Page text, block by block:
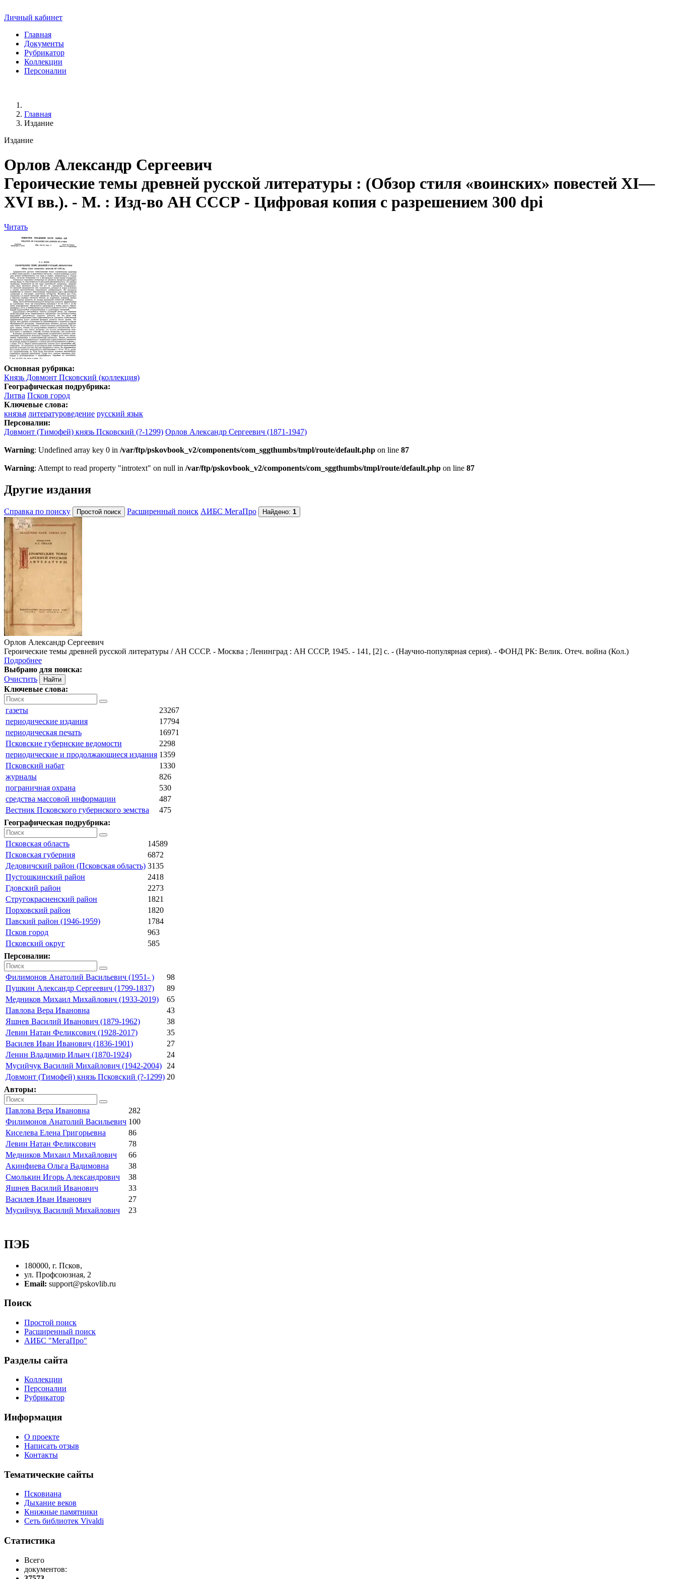
Личный кабинет
Главная
Документы
Рубрикатор
Коллекции
Персоналии
Главная
Издание
Издание
Орлов Александр Сергеевич
Героические темы древней русской литературы : (Обзор стиля «воинских» повестей XI—
XVI вв.). - М. : Изд-во АН СССР - Цифровая копия с разрешением 300 dpi
Читать
Основная рубрика:
Князь Довмонт Псковский (коллекция)
Географическая подрубрика:
Литва Псков город
Ключевые слова:
князья литературоведение русский язык
Персоналии:
Довмонт (Тимофей) князь Псковский (?-1299) Орлов Александр Сергеевич (1871-1947)
Warning: Undefined array key 0 in /var/ftp/pskovbook_v2/components/com_sggthumbs/tmpl/route/default.php on line 87
Warning: Attempt to read property "introtext" on null in /var/ftp/pskovbook_v2/components/com_sggthumbs/tmpl/route/default.php on line 87
Другие издания
Справка по поиску Расширенный поиск АИБС МегаПро Найдено: 1
Орлов Александр Сергеевич
Героические темы древней русской литературы / АН СССР. - Москва ; Ленинград : АН СССР, 1945. - 141, [2] с. - (Научно-популярная серия). - ФОНД РК: Велик. Отеч. война (Кол.)
Подробнее
Выбрано для поиска:
Очистить
Ключевые слова:
газеты
23267
периодические издания
17794
периодическая печать
16971
Псковские губернские ведомости
2298
периодические и продолжающиеся издания 1359
Псковский набат
1330
журналы
826
пограничная охрана
530
средства массовой информации
487
Вестник Псковского губернского земства
475
Географическая подрубрика:
Псковская область
14589
Псковская губерния
6872
Дедовичский район (Псковская область) 3135
Пустошкинский район
2418
Гдовский район
2273
Стругокрасненский район
1821
Порховский район
1820
Павский район (1946-1959)
1784
Псков город
963
Псковский округ
585
Персоналии:
Филимонов Анатолий Васильевич (1951- )
98
Пушкин Александр Сергеевич (1799-1837)
89
Медников Михаил Михайлович (1933-2019)
65
Павлова Вера Ивановна
43
Яшнев Василий Иванович (1879-1962)
38
Левин Натан Феликсович (1928-2017)
35
Василев Иван Иванович (1836-1901)
27
Ленин Владимир Ильич (1870-1924)
24
Мусийчук Василий Михайлович (1942-2004)
24
Довмонт (Тимофей) князь Псковский (?-1299) 20
Авторы:
Павлова Вера Ивановна
282
Филимонов Анатолий Васильевич 100
Киселева Елена Григорьевна
86
Левин Натан Феликсович
78
Медников Михаил Михайлович
66
Акинфиева Ольга Вадимовна
38
Смолькин Игорь Александрович
38
Яшнев Василий Иванович
33
Василев Иван Иванович
27
Мусийчук Василий Михайлович
23
ПЭБ
180000, г. Псков,
ул. Профсоюзная, 2
Email: support@pskovlib.ru
Поиск
Простой поиск
Расширенный поиск
АИБС "МегаПро"
Разделы сайта
Коллекции
Персоналии
Рубрикатор
Информация
О проекте
Написать отзыв
Контакты
Тематические сайты
Псковиана
Дыхание веков
Книжные памятники
Сеть библиотек Vivaldi
Статистика
Всего
документов: